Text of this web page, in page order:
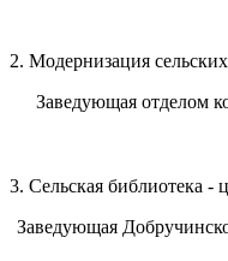
2. Модернизация
Заведующая отделом
3. Сельская библиотека -
Заведующая